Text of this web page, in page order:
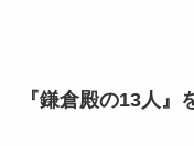
『鎌倉殿の13人』